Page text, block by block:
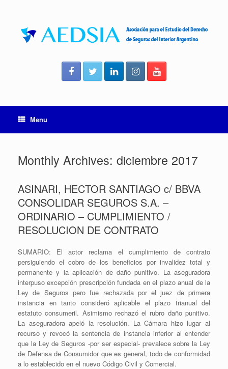
Menu
Monthly Archives: diciembre 2017
ASINARI, HECTOR SANTIAGO c/ BBVA
CONSOLIDAR SEGUROS S.A. –
ORDINARIO – CUMPLIMIENTO /
RESOLUCION DE CONTRATO
SUMARIO: El actor reclama el cumplimiento de contrato
persiguiendo el cobro de los beneficios por invalidez total y
permanente y la aplicación de daño punitivo. La aseguradora
interpuso excepción prescripción fundada en el plazo anual de la
Ley de Seguros pero fue rechazada por el juez de primera
instancia en tanto consideró aplicable el plazo trianual del
estatuto consumeril. Asimismo rechazó el rubro daño punitivo.
La aseguradora apeló la resolución. La Cámara hizo lugar al
recurso y revocó la sentencia de instancia inferior al entender
que la Ley de Seguros -por ser especial- prevalece sobre la Ley
de Defensa de Consumidor que es general, todo de conformidad
a lo establecido en el nuevo Código Civil y Comercial.